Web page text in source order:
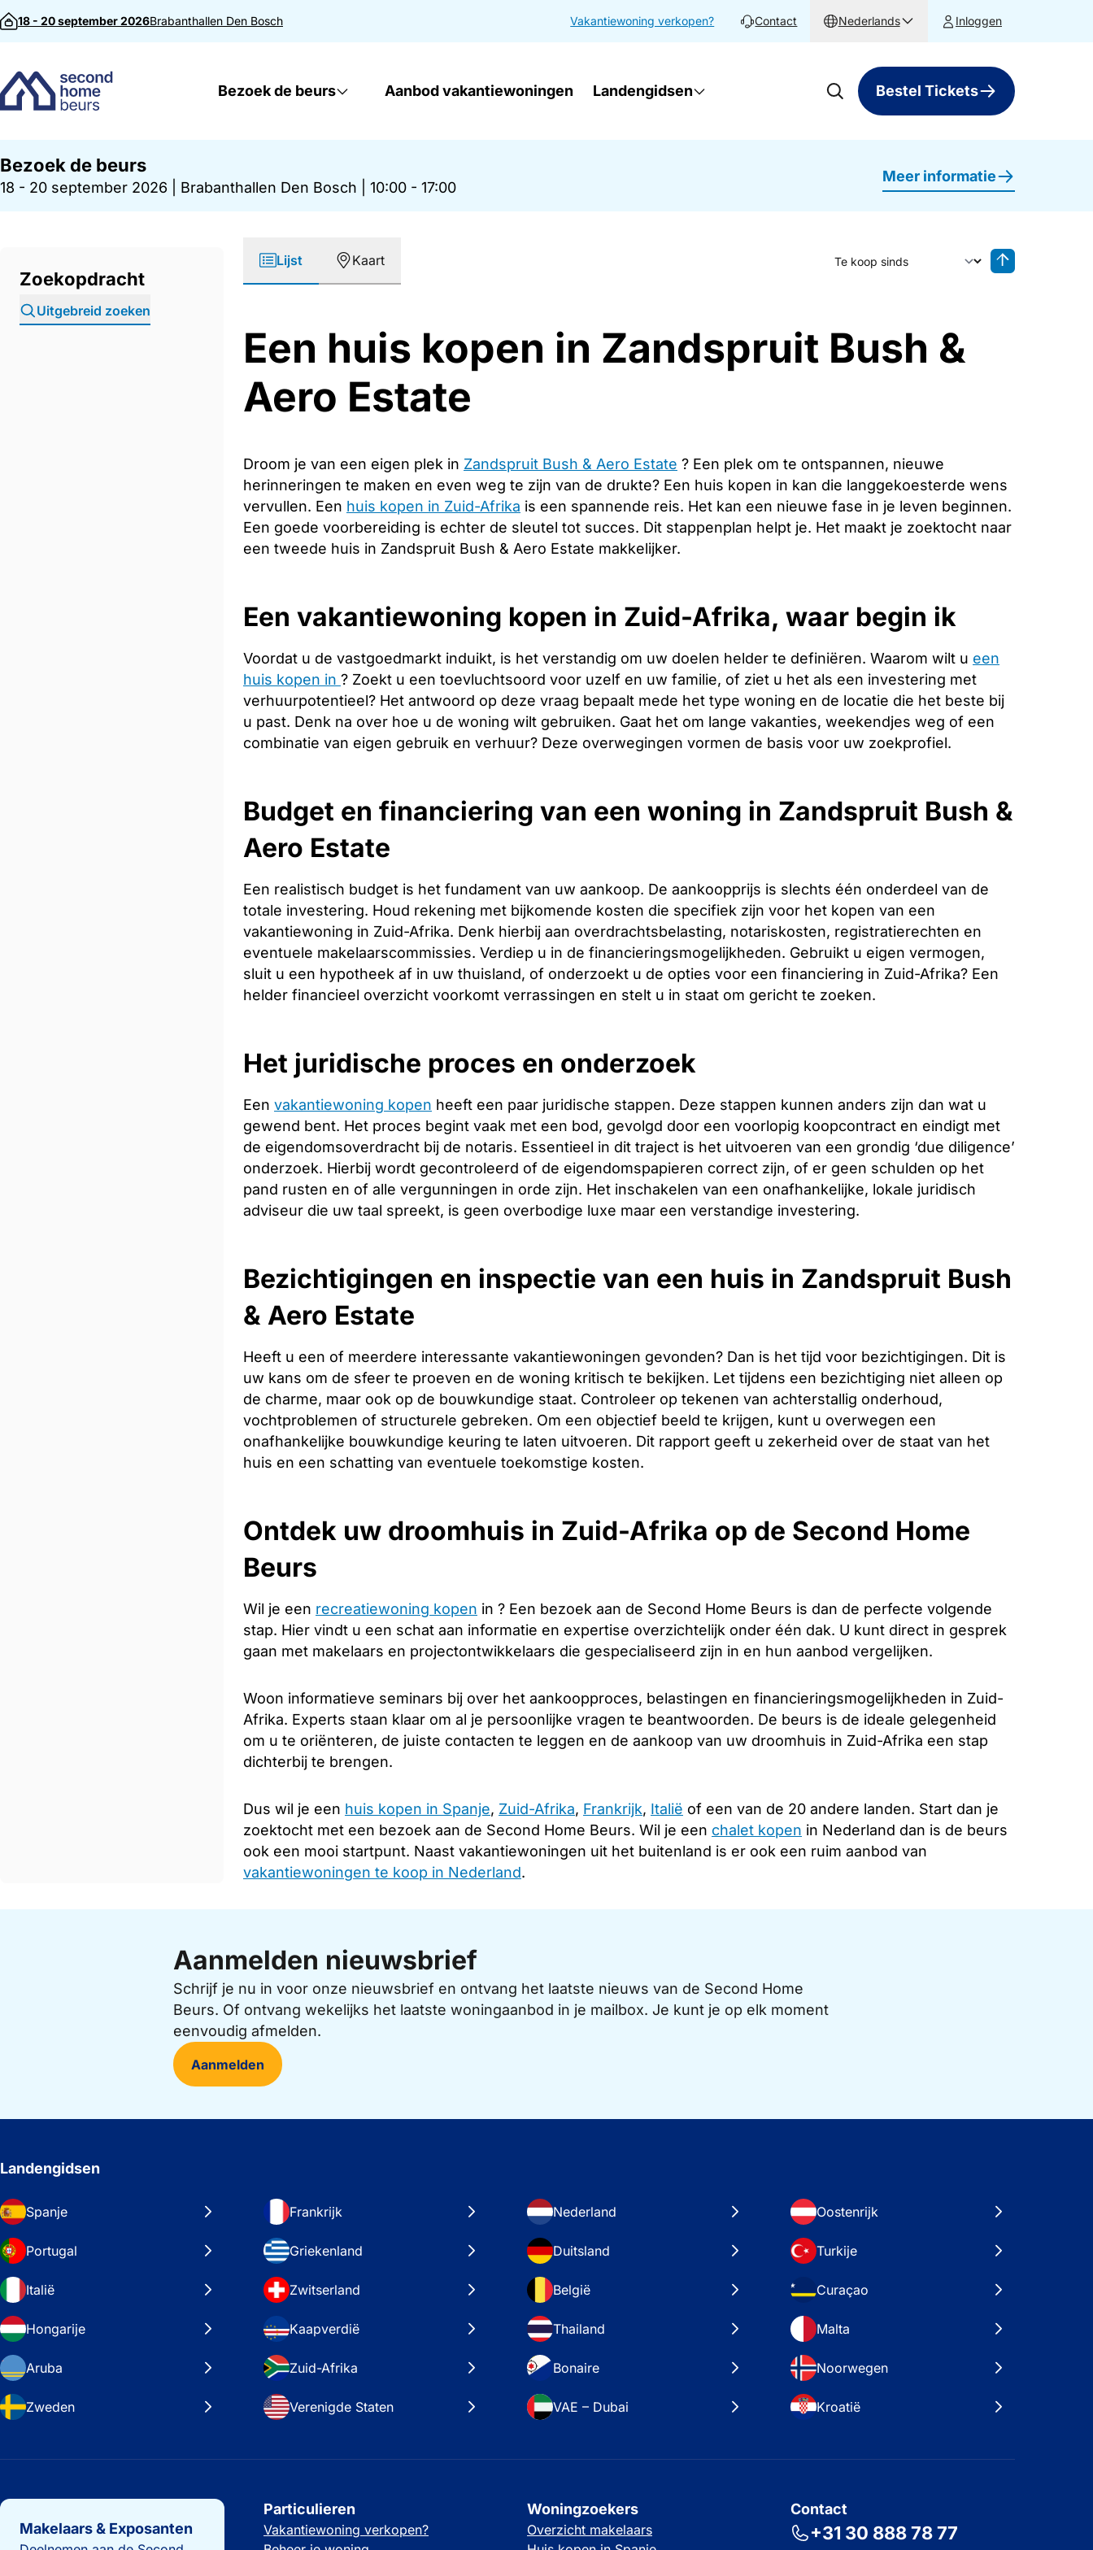
Direct naar inhoud
18 - 20 september 2026Brabanthallen Den Bosch Vakantiewoning verkopen? Contact Nederlands Inloggen
Bezoek de beurs Aanbod vakantiewoningen Landengidsen Bestel Tickets
Bezoek de beurs
18 - 20 september 2026 Brabanthallen Den Bosch 10:00 - 17:00
Meer informatie
Zoekopdracht
Uitgebreid zoeken
Lijst Kaart
Sorteer op
Een huis kopen in Zandspruit Bush &
Aero Estate
Droom je van een eigen plek in Zandspruit Bush & Aero Estate ? Een plek om te ontspannen, nieuwe
herinneringen te maken en even weg te zijn van de drukte? Een huis kopen in kan die langgekoesterde wens
vervullen. Een huis kopen in Zuid-Afrika is een spannende reis. Het kan een nieuwe fase in je leven beginnen.
Een goede voorbereiding is echter de sleutel tot succes. Dit stappenplan helpt je. Het maakt je zoektocht naar
een tweede huis in Zandspruit Bush & Aero Estate makkelijker.
Een vakantiewoning kopen in Zuid-Afrika, waar begin ik
Voordat u de vastgoedmarkt induikt, is het verstandig om uw doelen helder te definiëren. Waarom wilt u een
huis kopen in ? Zoekt u een toevluchtsoord voor uzelf en uw familie, of ziet u het als een investering met
verhuurpotentieel? Het antwoord op deze vraag bepaalt mede het type woning en de locatie die het beste bij
u past. Denk na over hoe u de woning wilt gebruiken. Gaat het om lange vakanties, weekendjes weg of een
combinatie van eigen gebruik en verhuur? Deze overwegingen vormen de basis voor uw zoekprofiel.
Budget en financiering van een woning in Zandspruit Bush &
Aero Estate
Een realistisch budget is het fundament van uw aankoop. De aankoopprijs is slechts één onderdeel van de
totale investering. Houd rekening met bijkomende kosten die specifiek zijn voor het kopen van een
vakantiewoning in Zuid-Afrika. Denk hierbij aan overdrachtsbelasting, notariskosten, registratierechten en
eventuele makelaarscommissies. Verdiep u in de financieringsmogelijkheden. Gebruikt u eigen vermogen,
sluit u een hypotheek af in uw thuisland, of onderzoekt u de opties voor een financiering in Zuid-Afrika? Een
helder financieel overzicht voorkomt verrassingen en stelt u in staat om gericht te zoeken.
Het juridische proces en onderzoek
Een vakantiewoning kopen heeft een paar juridische stappen. Deze stappen kunnen anders zijn dan wat u
gewend bent. Het proces begint vaak met een bod, gevolgd door een voorlopig koopcontract en eindigt met
de eigendomsoverdracht bij de notaris. Essentieel in dit traject is het uitvoeren van een grondig ‘due diligence’
onderzoek. Hierbij wordt gecontroleerd of de eigendomspapieren correct zijn, of er geen schulden op het
pand rusten en of alle vergunningen in orde zijn. Het inschakelen van een onafhankelijke, lokale juridisch
adviseur die uw taal spreekt, is geen overbodige luxe maar een verstandige investering.
Bezichtigingen en inspectie van een huis in Zandspruit Bush
& Aero Estate
Heeft u een of meerdere interessante vakantiewoningen gevonden? Dan is het tijd voor bezichtigingen. Dit is
uw kans om de sfeer te proeven en de woning kritisch te bekijken. Let tijdens een bezichtiging niet alleen op
de charme, maar ook op de bouwkundige staat. Controleer op tekenen van achterstallig onderhoud,
vochtproblemen of structurele gebreken. Om een objectief beeld te krijgen, kunt u overwegen een
onafhankelijke bouwkundige keuring te laten uitvoeren. Dit rapport geeft u zekerheid over de staat van het
huis en een schatting van eventuele toekomstige kosten.
Ontdek uw droomhuis in Zuid-Afrika op de Second Home
Beurs
Wil je een recreatiewoning kopen in ? Een bezoek aan de Second Home Beurs is dan de perfecte volgende
stap. Hier vindt u een schat aan informatie en expertise overzichtelijk onder één dak. U kunt direct in gesprek
gaan met makelaars en projectontwikkelaars die gespecialiseerd zijn in en hun aanbod vergelijken.
Woon informatieve seminars bij over het aankoopproces, belastingen en financieringsmogelijkheden in Zuid-
Afrika. Experts staan klaar om al je persoonlijke vragen te beantwoorden. De beurs is de ideale gelegenheid
om u te oriënteren, de juiste contacten te leggen en de aankoop van uw droomhuis in Zuid-Afrika een stap
dichterbij te brengen.
Dus wil je een huis kopen in Spanje, Zuid-Afrika, Frankrijk, Italië of een van de 20 andere landen. Start dan je
zoektocht met een bezoek aan de Second Home Beurs. Wil je een chalet kopen in Nederland dan is de beurs
ook een mooi startpunt. Naast vakantiewoningen uit het buitenland is er ook een ruim aanbod van
vakantiewoningen te koop in Nederland.
Aanmelden nieuwsbrief
Schrijf je nu in voor onze nieuwsbrief en ontvang het laatste nieuws van de Second Home
Beurs. Of ontvang wekelijks het laatste woningaanbod in je mailbox. Je kunt je op elk moment
eenvoudig afmelden.
Aanmelden
Landengidsen
Spanje Frankrijk Nederland Oostenrijk
Portugal Griekenland Duitsland Turkije
Italië Zwitserland België Curaçao
Hongarije Kaapverdië Thailand Malta
Aruba Zuid-Afrika Bonaire Noorwegen
Zweden Verenigde Staten VAE – Dubai Kroatië
Belangrijke links
Makelaars & Exposanten
Particulieren
Vakantiewoning verkopen?
Woningzoekers
Overzicht makelaars
Contact
+31 30 888 78 77